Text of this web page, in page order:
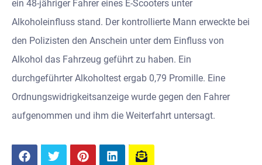
ein 48-jähriger Fahrer eines E-Scooters unter
Alkoholeinfluss stand. Der kontrollierte Mann erweckte bei
den Polizisten den Anschein unter dem Einfluss von
Alkohol das Fahrzeug geführt zu haben. Ein
durchgeführter Alkoholtest ergab 0,79 Promille. Eine
Ordnungswidrigkeitsanzeige wurde gegen den Fahrer
aufgenommen und ihm die Weiterfahrt untersagt.